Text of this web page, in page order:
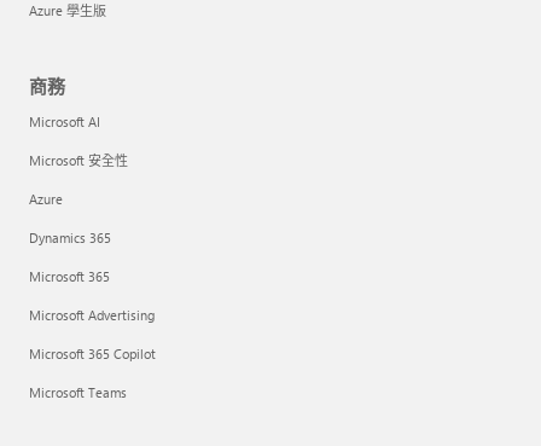
Azure 學生版
商務
Microsoft AI
Microsoft 安全性
Azure
Dynamics 365
Microsoft 365
Microsoft Advertising
Microsoft 365 Copilot
Microsoft Teams